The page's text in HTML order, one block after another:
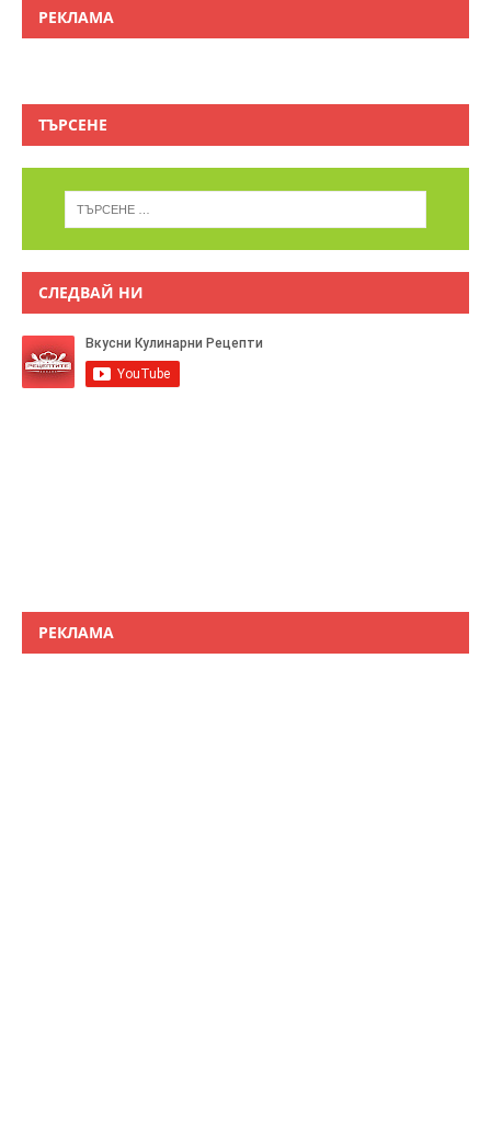
РЕКЛАМА
ТЪРСЕНЕ
СЛЕДВАЙ НИ
РЕКЛАМА